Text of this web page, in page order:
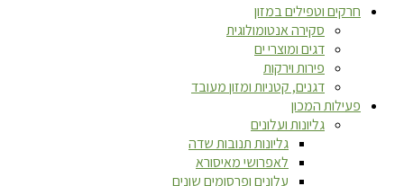
חרקים וטפילים במזון
סקירה אנטומולוגית
דגים ומוצרי ים
פירות וירקות
דגנים, קטניות ומזון מעובד
פעילות המכון
גליונות ועלונים
גליונות תנובות שדה
לאפרושי מאיסורא
עלונים ופרסומים שונים